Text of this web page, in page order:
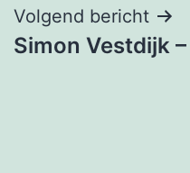
Volgend bericht
Simon Vestdijk